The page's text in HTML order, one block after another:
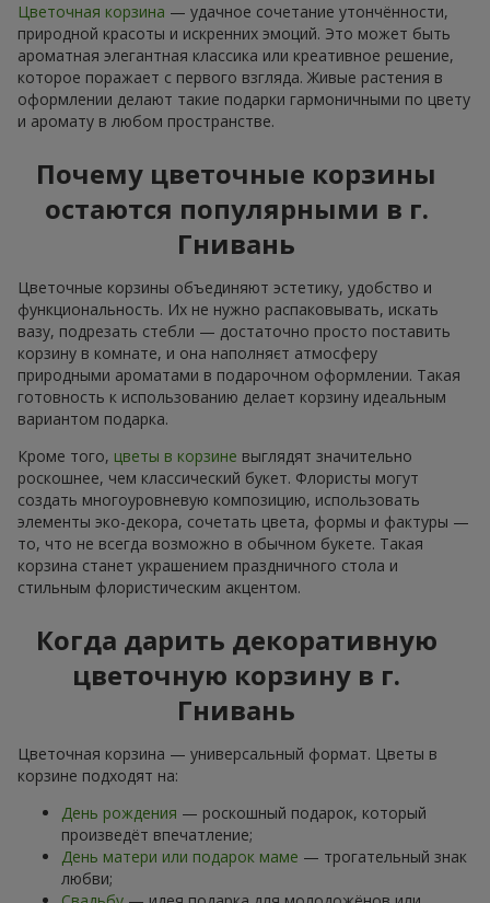
Цветочная корзина — удачное сочетание утончённости,
природной красоты и искренних эмоций. Это может быть
ароматная элегантная классика или креативное решение,
которое поражает с первого взгляда. Живые растения в
оформлении делают такие подарки гармоничными по цвету
и аромату в любом пространстве.
Почему цветочные корзины
остаются популярными в г.
Гнивань
Цветочные корзины объединяют эстетику, удобство и
функциональность. Их не нужно распаковывать, искать
вазу, подрезать стебли — достаточно просто поставить
корзину в комнате, и она наполняєт атмосферу
природными ароматами в подарочном оформлении. Такая
готовность к использованию делает корзину идеальным
вариантом подарка.
Кроме того, цветы в корзине выглядят значительно
роскошнее, чем классический букет. Флористы могут
создать многоуровневую композицию, использовать
элементы эко-декора, сочетать цвета, формы и фактуры —
то, что не всегда возможно в обычном букете. Такая
корзина станет украшением праздничного стола и
стильным флористическим акцентом.
Когда дарить декоративную
цветочную корзину в г.
Гнивань
Цветочная корзина — универсальный формат. Цветы в
корзине подходят на:
День рождения — роскошный подарок, который
произведёт впечатление;
День матери или подарок маме — трогательный знак
любви;